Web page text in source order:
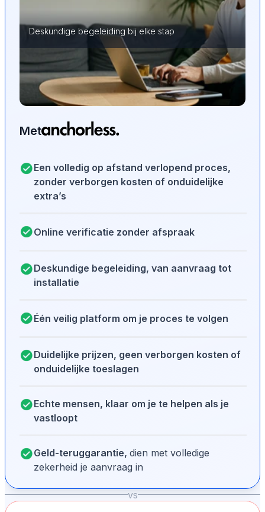
Deskundige begeleiding bij elke stap
Met
Een volledig op afstand verlopend proces,
zonder verborgen kosten of onduidelijke
extra’s
Online verificatie zonder afspraak
Deskundige begeleiding, van aanvraag tot
installatie
Één veilig platform om je proces te volgen
Duidelijke prijzen, geen verborgen kosten of
onduidelijke toeslagen
Echte mensen, klaar om je te helpen als je
vastloopt
Geld-teruggarantie, dien met volledige
zekerheid je aanvraag in
vs